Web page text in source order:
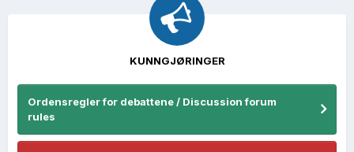
KUNNGJØRINGER
Ordensregler for debattene / Discussion forum
rules